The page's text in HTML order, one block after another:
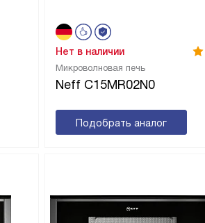
Микроволновая печь
Neff C15MR02N0
Нет в наличии
Подобрать аналог